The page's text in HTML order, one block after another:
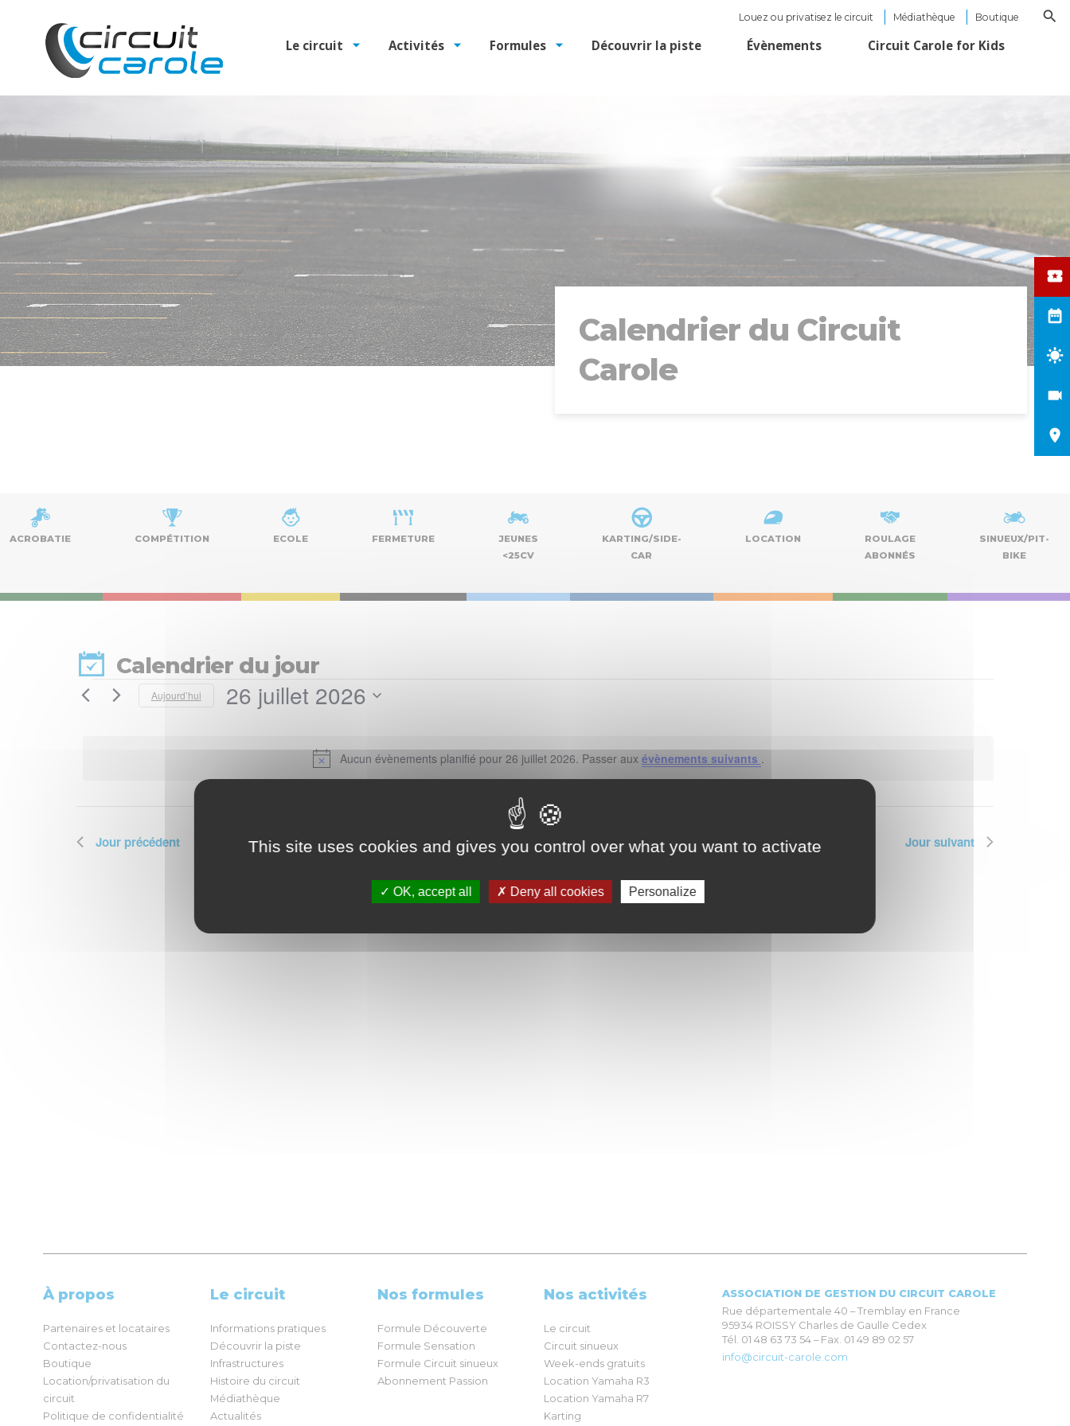
Louez ou privatisez le circuit Médiathèque Boutique
Le circuit Activités Formules Découvrir la piste Évènements Circuit Carole for Kids
Calendrier du Circuit
Carole
ACROBATIE COMPÉTITION ECOLE FERMETURE
JEUNES
<25CV
KARTING/SIDE-
CAR
LOCATION
ROULAGE
ABONNÉS
SINUEUX/PIT-
BIKE
Calendrier du jour
Évènements
2026
Notice
Aucun évènements planifié pour 26 juillet 2026. Passer aux évènements suivants .
Aujourd’hui 26 juillet 2026
date.
Jour précédent Jour suivant
À propos
Partenaires et locataires
Contactez-nous
Boutique
Location/privatisation du
circuit
Politique de confidentialité
Le circuit
Informations pratiques
Découvrir la piste
Infrastructures
Histoire du circuit
Médiathèque
Actualités
Nos formules
Formule Découverte
Formule Sensation
Formule Circuit sinueux
Abonnement Passion
Nos activités
Le circuit
Circuit sinueux
Week-ends gratuits
Location Yamaha R3
Location Yamaha R7
Karting
ASSOCIATION DE GESTION DU CIRCUIT CAROLE
Rue départementale 40 – Tremblay en France
95934 ROISSY Charles de Gaulle Cedex
Tél. 01 48 63 73 54 – Fax. 01 49 89 02 57
info@circuit-carole.com
This site uses cookies and gives you control over what you want to activate
OK, accept all Deny all cookies Personalize